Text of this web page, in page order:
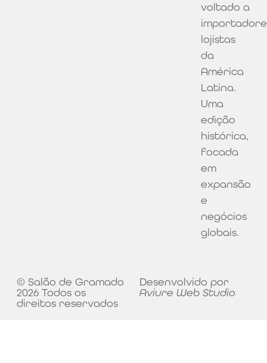
voltado a
lojistas
da
América
Latina.
Uma
edição
histórica,
focada
em
expansão
e
negócios
globais.
© Salão de Gramado
2026 Todos os
direitos reservados
Desenvolvido por
Aviure Web Studio